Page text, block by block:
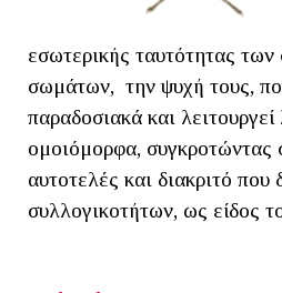
εσωτερικής ταυτότητας
σωμάτων, την ψυχή τους,
παραδοσιακά και
ομοιόμορφα,
αυτοτελές και διακριτό
συλλογικοτήτων, ως είδος